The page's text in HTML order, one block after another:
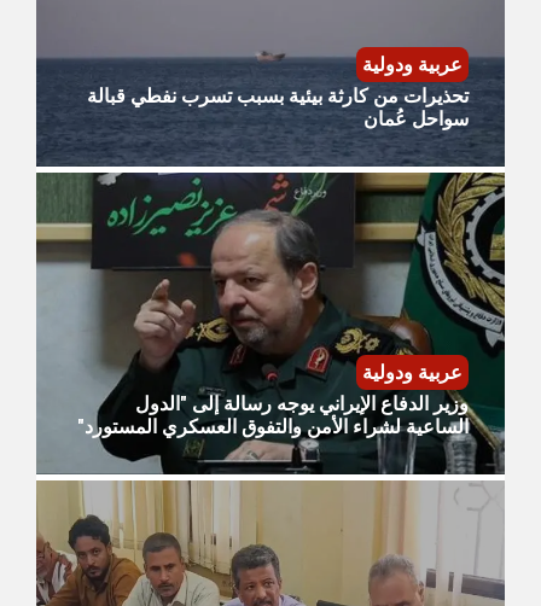
عربية ودولية
تحذيرات من كارثة بيئية بسبب تسرب نفطي قبالة
سواحل عُمان
عربية ودولية
وزير الدفاع الإيراني يوجه رسالة إلى "الدول
الساعية لشراء الأمن والتفوق العسكري المستورد"